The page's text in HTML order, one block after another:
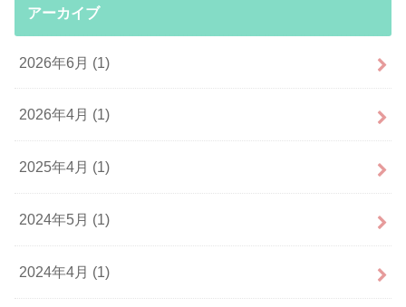
アーカイブ
2026年6月 (1)
2026年4月 (1)
2025年4月 (1)
2024年5月 (1)
2024年4月 (1)